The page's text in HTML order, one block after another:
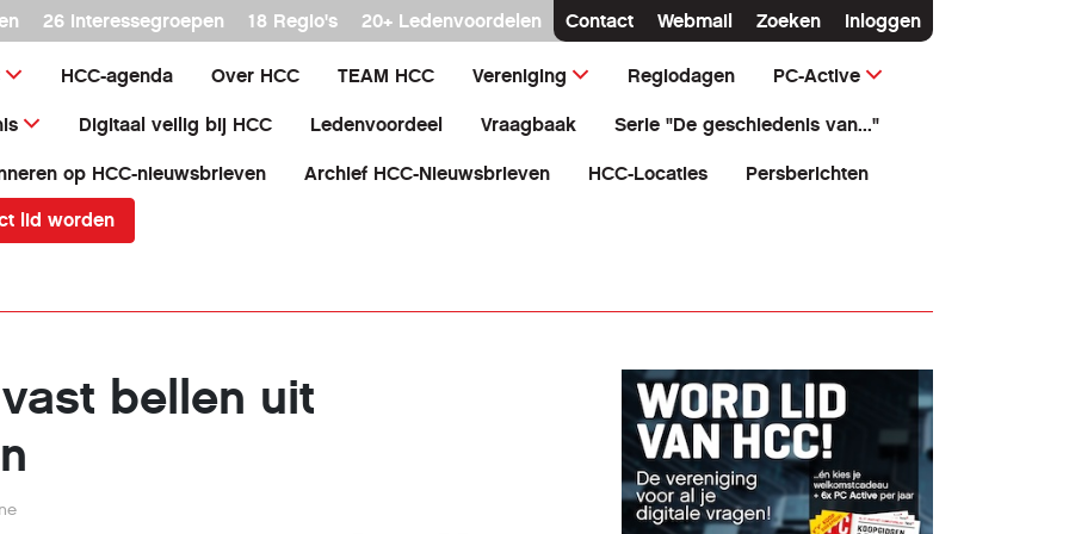
26 interessegroepen 18 Regio's 20+ Ledenvoordelen Contact Webmail Zoeken Inloggen
HCC-agenda Over HCC TEAM HCC Vereniging Regiodagen PC-Active
Digitaal veilig bij HCC Ledenvoordeel Vraagbaak Serie "De geschiedenis van..."
op HCC-nieuwsbrieven Archief HCC-Nieuwsbrieven HCC-Locaties Persberichten
lid worden
bellen uit